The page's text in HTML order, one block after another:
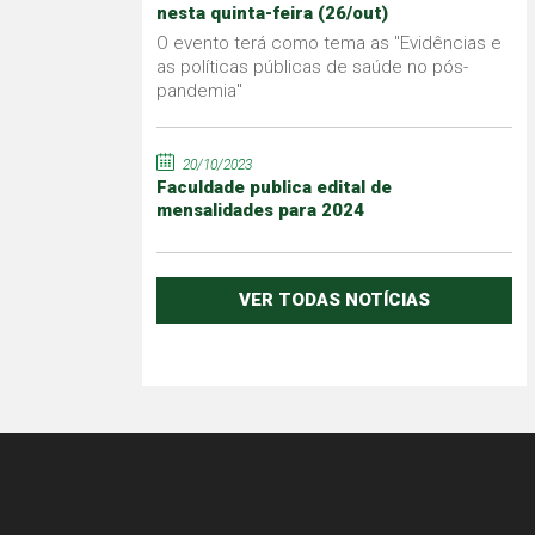
nesta quinta-feira (26/out)
O evento terá como tema as "Evidências e
as políticas públicas de saúde no pós-
pandemia"
20/10/2023
Faculdade publica edital de
mensalidades para 2024
VER TODAS NOTÍCIAS